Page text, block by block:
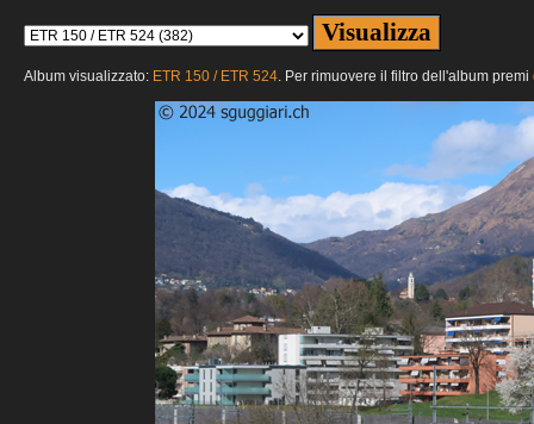
Album visualizzato: ETR 150 / ETR 524. Per rimuovere il filtro dell'album premi